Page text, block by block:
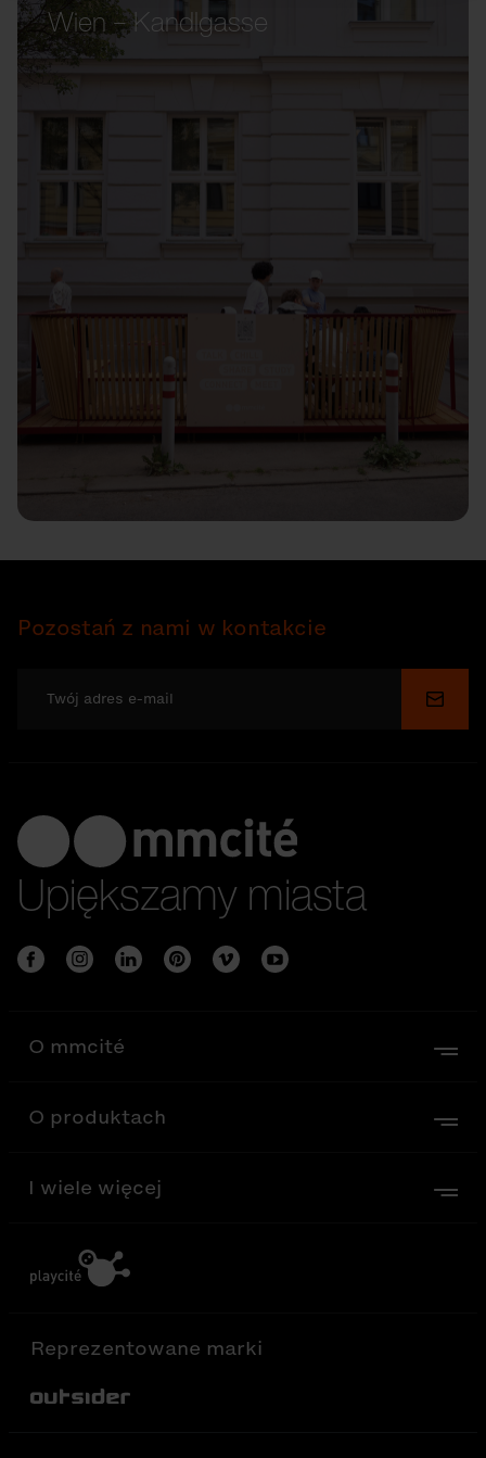
Wien – Kandlgasse
Pozostań z nami w kontakcie
Wyślij
Upiększamy miasta
O mmcité
O produktach
I wiele więcej
Reprezentowane marki
Out-Sider